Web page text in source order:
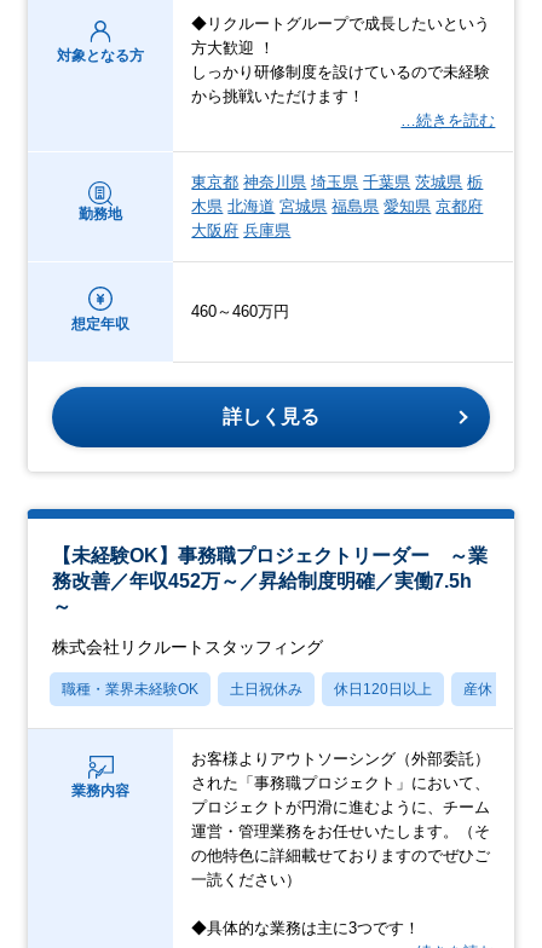
対象となる方
◆リクルートグループで成長したいという
方大歓迎 ！
しっかり研修制度を設けているので未経験
から挑戦いただけます！
…続きを読む
勤務地
東京都 神奈川県 埼玉県 千葉県 茨城県 栃
木県 北海道 宮城県 福島県 愛知県 京都府
大阪府 兵庫県
想定年収
460～460万円
詳しく見る
【未経験OK】事務職プロジェクトリーダー ～業
務改善／年収452万～／昇給制度明確／実働7.5h
～
株式会社リクルートスタッフィング
職種・業界未経験OK 土日祝休み 休日120日以上 産休・育休
業務内容
お客様よりアウトソーシング（外部委託）
された「事務職プロジェクト」において、
プロジェクトが円滑に進むように、チーム
運営・管理業務をお任せいたします。（そ
の他特色に詳細載せておりますのでぜひご
一読ください）
◆具体的な業務は主に3つです！